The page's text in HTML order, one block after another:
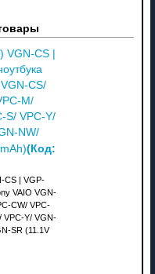
VGN-CS |
CS/
M/
S/ VPC-Y/
NW/
(Код:
CS | VGP-
VAIO VGN-
CW/ VPC-
VPC-Y/ VGN-
SR (11.1V